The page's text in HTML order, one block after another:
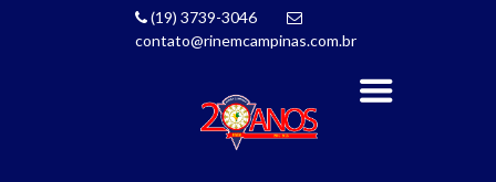
(19) 3739-3046
contato@rinemcampinas.com.br